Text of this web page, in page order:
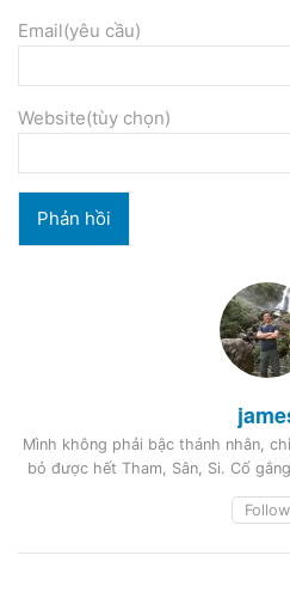
Email(yêu cầu)
Website(tùy chọn)
Mình không phải bậc thánh nhân,
bỏ được hết Tham, Sân, Si. Cố
Follow